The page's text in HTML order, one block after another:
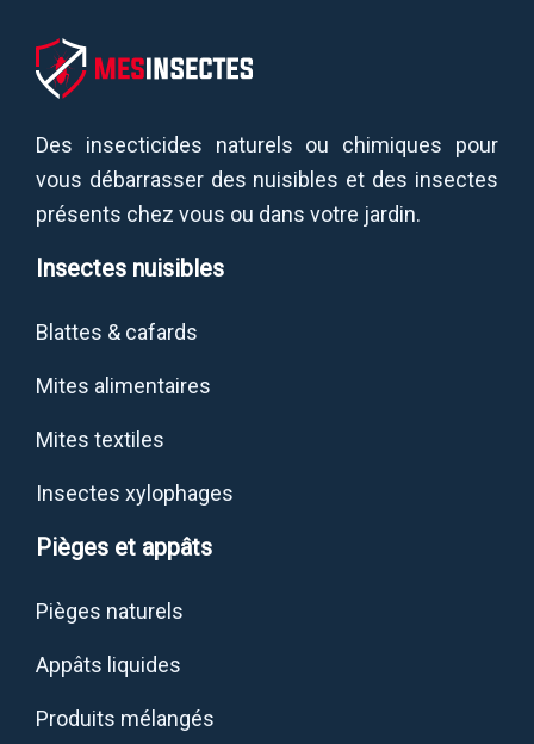
Des insecticides naturels ou chimiques pour
vous débarrasser des nuisibles et des insectes
présents chez vous ou dans votre jardin.
Insectes nuisibles
Blattes & cafards
Mites alimentaires
Mites textiles
Insectes xylophages
Pièges et appâts
Pièges naturels
Appâts liquides
Produits mélangés